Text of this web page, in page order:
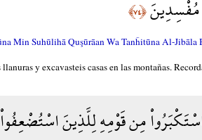
﴿٧٤﴾
Min Suhūlihā Quşūrāan Wa Tanĥitūna Al-Jibāla
y excavasteis casas en las montañas.
مِن قَوْمِهِ لِلَّذِينَ